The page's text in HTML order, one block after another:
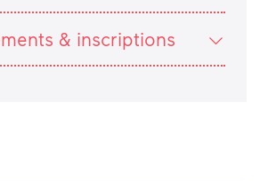
& inscriptions